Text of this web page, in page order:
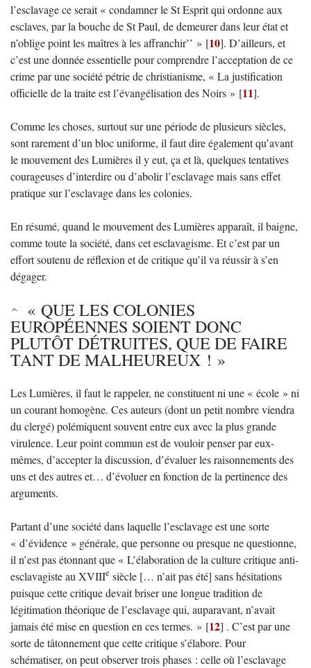
l’esclavage ce serait « condamner le St Esprit qui ordonne aux
esclaves, par la bouche de St Paul, de demeurer dans leur état et
n’oblige point les maîtres à les affranchir’’ » [10]. D’ailleurs, et
c’est une donnée essentielle pour comprendre l’acceptation de ce
crime par une société pétrie de christianisme, « La justification
officielle de la traite est l’évangélisation des Noirs » [11].
Comme les choses, surtout sur une période de plusieurs siècles,
sont rarement d’un bloc uniforme, il faut dire également qu’avant
le mouvement des Lumières il y eut, ça et là, quelques tentatives
courageuses d’interdire ou d’abolir l’esclavage mais sans effet
pratique sur l’esclavage dans les colonies.
En résumé, quand le mouvement des Lumières apparaît, il baigne,
comme toute la société, dans cet esclavagisme. Et c’est par un
effort soutenu de réflexion et de critique qu’il va réussir à s’en
dégager.
« QUE LES COLONIES
EUROPÉENNES SOIENT DONC
PLUTÔT DÉTRUITES, QUE DE FAIRE
TANT DE MALHEUREUX ! »
Les Lumières, il faut le rappeler, ne constituent ni une « école » ni
un courant homogène. Ces auteurs (dont un petit nombre viendra
du clergé) polémiquent souvent entre eux avec la plus grande
virulence. Leur point commun est de vouloir penser par eux-
mêmes, d’accepter la discussion, d’évaluer les raisonnements des
uns et des autres et… d’évoluer en fonction de la pertinence des
arguments.
Partant d’une société dans laquelle l’esclavage est une sorte
« d’évidence » générale, que personne ou presque ne questionne,
il n’est pas étonnant que « L’élaboration de la culture critique anti-
esclavagiste au XVIIIe siècle [… n’ait pas été] sans hésitations
puisque cette critique devait briser une longue tradition de
légitimation théorique de l’esclavage qui, auparavant, n’avait
jamais été mise en question en ces termes. » [12] . C’est par une
sorte de tâtonnement que cette critique s’élabore. Pour
schématiser, on peut observer trois phases : celle où l’esclavage